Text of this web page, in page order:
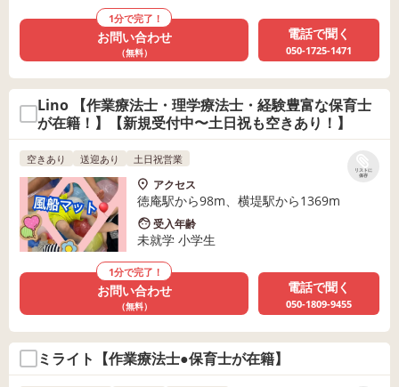
1分で完了！
お問い合わせ
（無料）
電話で聞く
050-1725-1471
Lino 【作業療法士・理学療法士・経験豊富な保育士
が在籍！】【新規受付中〜土日祝も空きあり！】
リストに
保存
空きあり 送迎あり 土日祝営業
アクセス
徳庵駅から98m、横堤駅から1369m
受入年齢
未就学 小学生
1分で完了！
お問い合わせ
（無料）
電話で聞く
050-1809-9455
ミライト【作業療法士●保育士が在籍】